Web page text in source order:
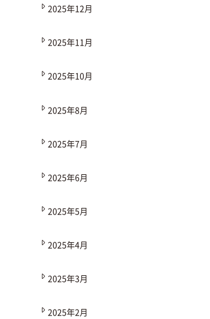
2025年12月
2025年11月
2025年10月
2025年8月
2025年7月
2025年6月
2025年5月
2025年4月
2025年3月
2025年2月